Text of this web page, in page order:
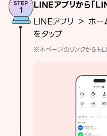
LINEアプリから「
LINEアプリ ＞ ホ
をタップ
※本ページのリンクからも